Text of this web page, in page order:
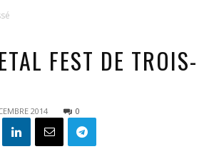
FEST DE TROIS-
2014 0